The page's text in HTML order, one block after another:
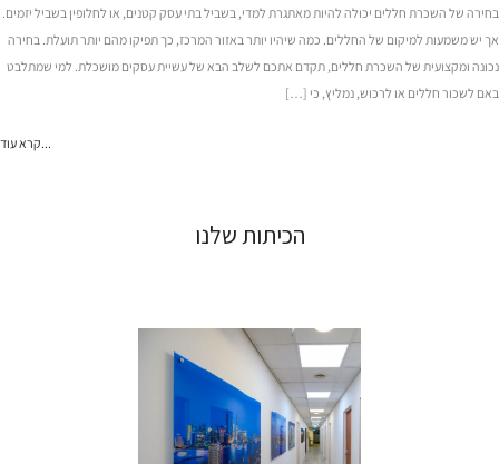
בחירה של השכרת חללים יכולה להיות מאתגרת למדי, בשביל בתי עסק קטנים, או לחלופין בשביל יזמים.
אך יש משמעות למיקום של החללים. כמה שיהיו יותר באזור המרכז, כך תפיקו מהם יותר תועלת. בחירה
נכונה ומקצועית של השכרת חללים, תקדם אתכם לשלב הבא של עשיית עסקים מושכלת. למי שמתלבט
באם לשכור חללים או לרכוש, נמליץ, כי […]
קרא עוד...
הכיתות שלנו